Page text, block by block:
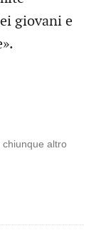
giovani e
altro